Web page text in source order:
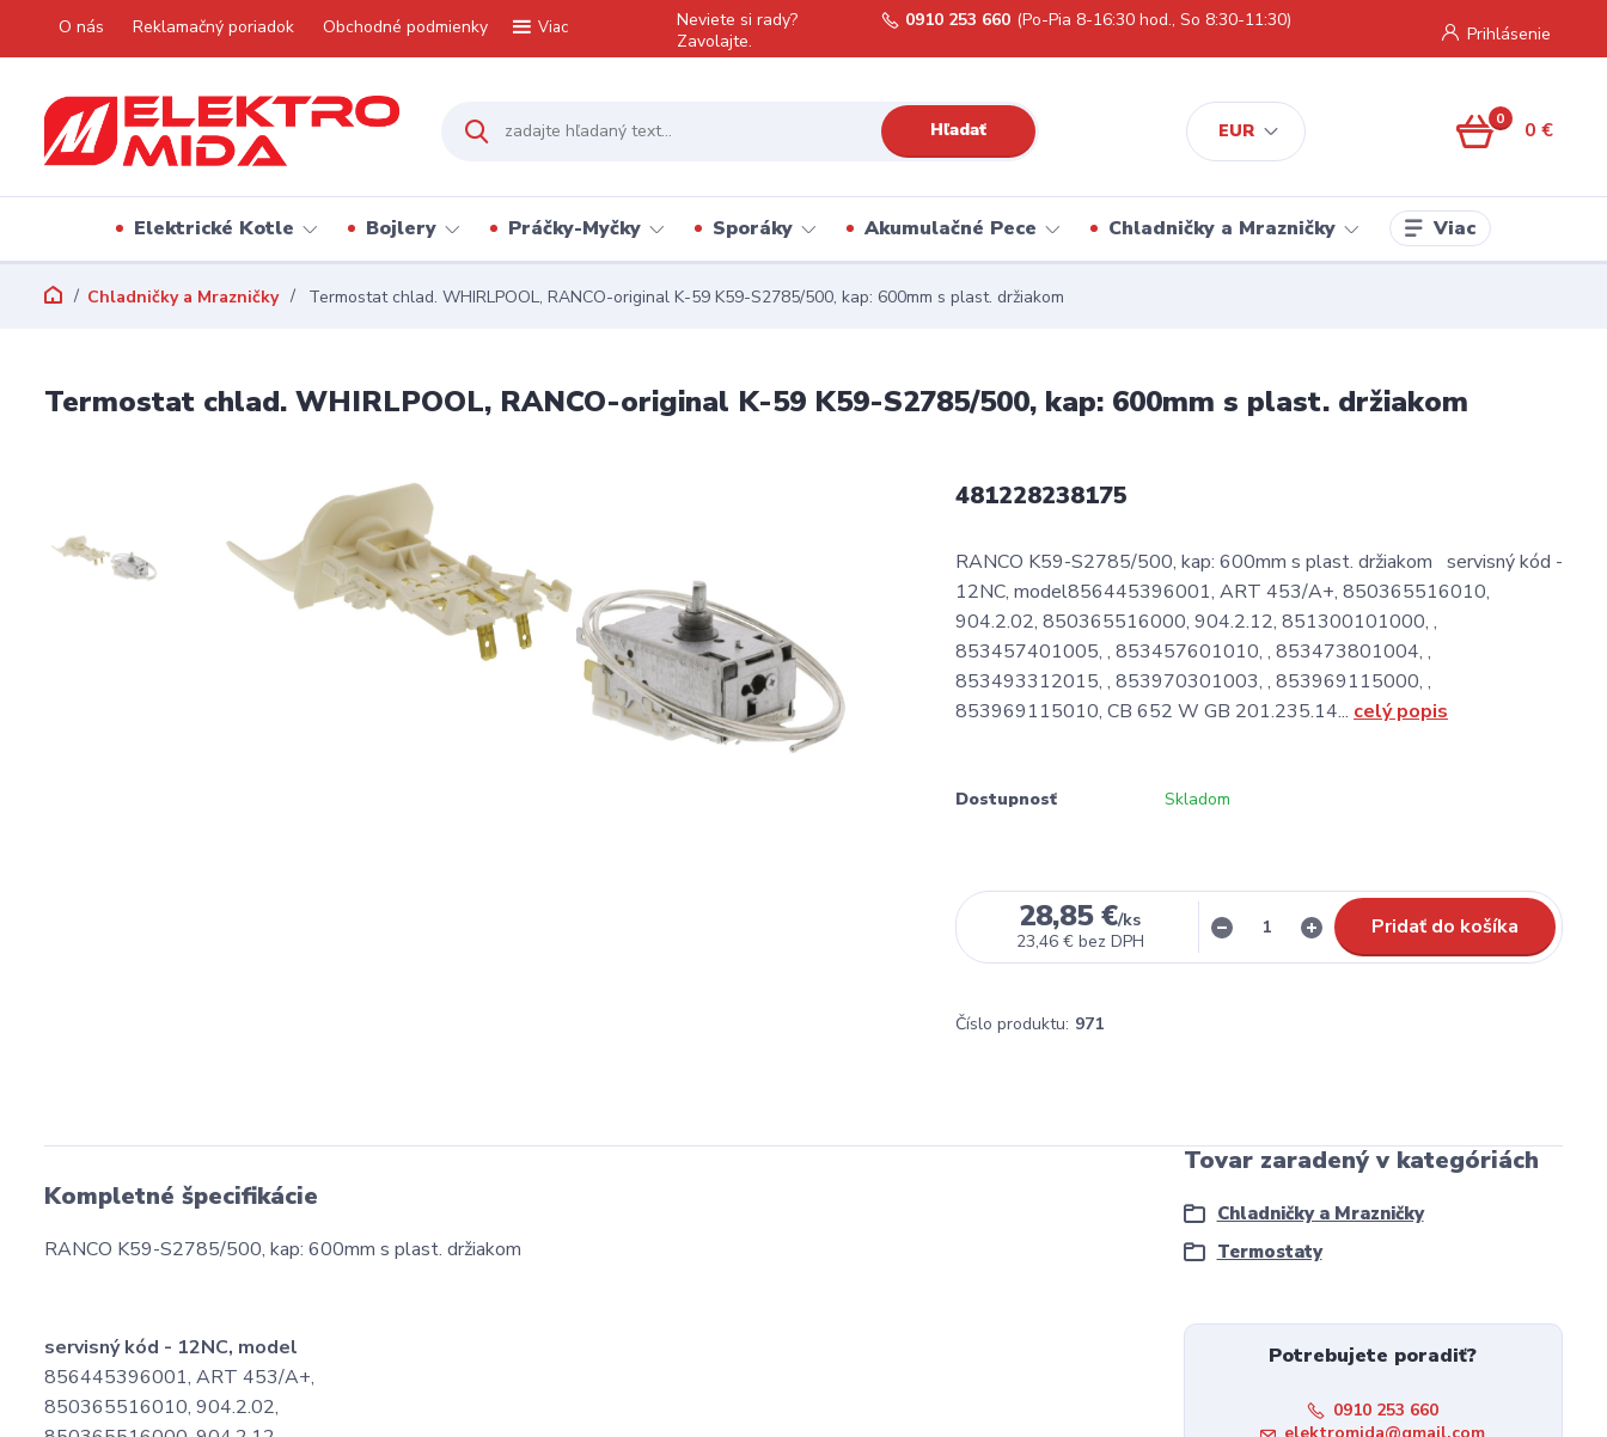
O nás Reklamačný poriadok Obchodné podmienky Viac
EUR
Prihlásenie
Hľadať
Neviete si rady?
Zavolajte.
0910 253 660 (Po-Pia 8-16:30 hod., So 8:30-11:30)
0 0 €
Elektrické Kotle Bojlery Práčky-Myčky Sporáky Akumulačné Pece Chladničky a Mrazničky Viac
Chladničky a Mrazničky Termostat chlad. WHIRLPOOL, RANCO-original K-59 K59-S2785/500, kap: 600mm s plast. držiakom
Termostat chlad. WHIRLPOOL, RANCO-original K-59 K59-S2785/500, kap: 600mm s plast. držiakom
481228238175
RANCO K59-S2785/500, kap: 600mm s plast. držiakom servisný kód -
12NC, model856445396001, ART 453/A+, 850365516010,
904.2.02, 850365516000, 904.2.12, 851300101000, ,
853457401005, , 853457601010, , 853473801004, ,
853493312015, , 853970301003, , 853969115000, ,
853969115010, CB 652 W GB 201.235.14... celý popis
Dostupnosť Skladom
28,85 €/ks
23,46 € bez DPH
Pridať do košíka
Číslo produktu: 971
Kompletné špecifikácie
RANCO K59-S2785/500, kap: 600mm s plast. držiakom
servisný kód - 12NC, model
856445396001, ART 453/A+,
850365516010, 904.2.02,
Tovar zaradený v kategóriách
Chladničky a Mrazničky
Termostaty
Potrebujete poradiť?
0910 253 660